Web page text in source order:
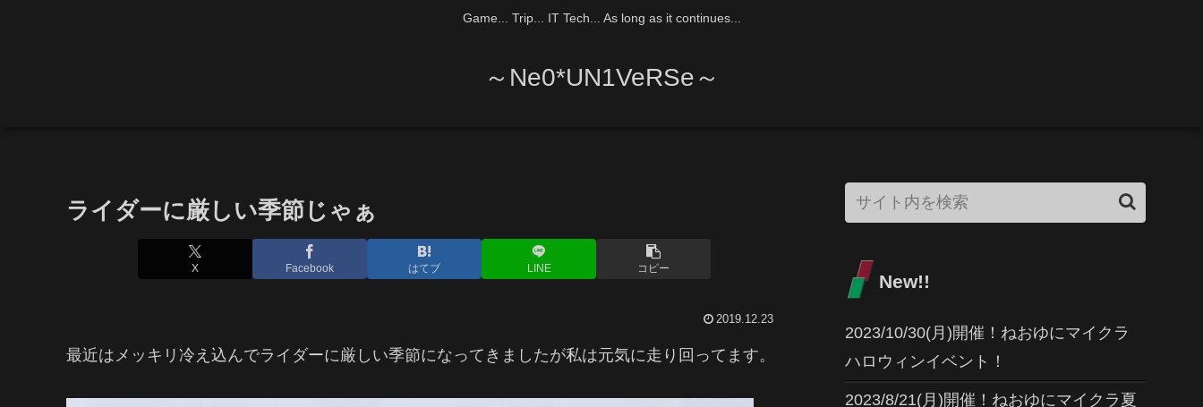
Game... Trip... IT Tech... As long as it continues...
～Ne0*UN1VeRSe～
ライダーに厳しい季節じゃぁ
X Facebook はてブ LINE コピー
2019.12.23
最近はメッキリ冷え込んでライダーに厳しい季節になってきましたが私は元気に走り回ってます。
New!!
2023/10/30(月)開催！ねおゆにマイクラ
ハロウィンイベント！
2023/8/21(月)開催！ねおゆにマイクラ夏